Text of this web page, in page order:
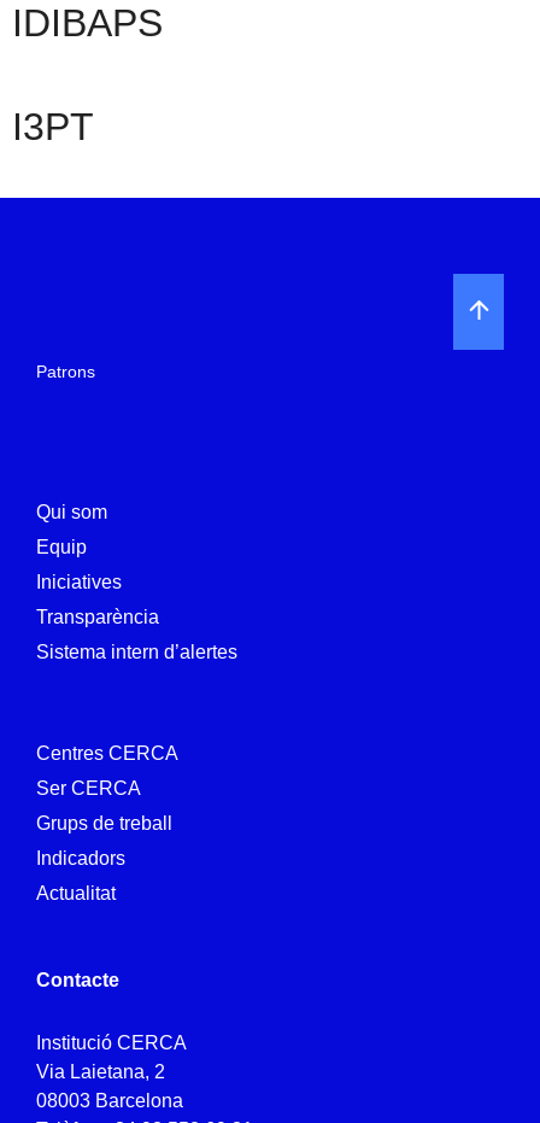
IDIBAPS
I3PT
Patrons
Qui som
Equip
Iniciatives
Transparència
Sistema intern d’alertes
Centres CERCA
Ser CERCA
Grups de treball
Indicadors
Actualitat
Contacte
Institució CERCA
Via Laietana, 2
08003 Barcelona